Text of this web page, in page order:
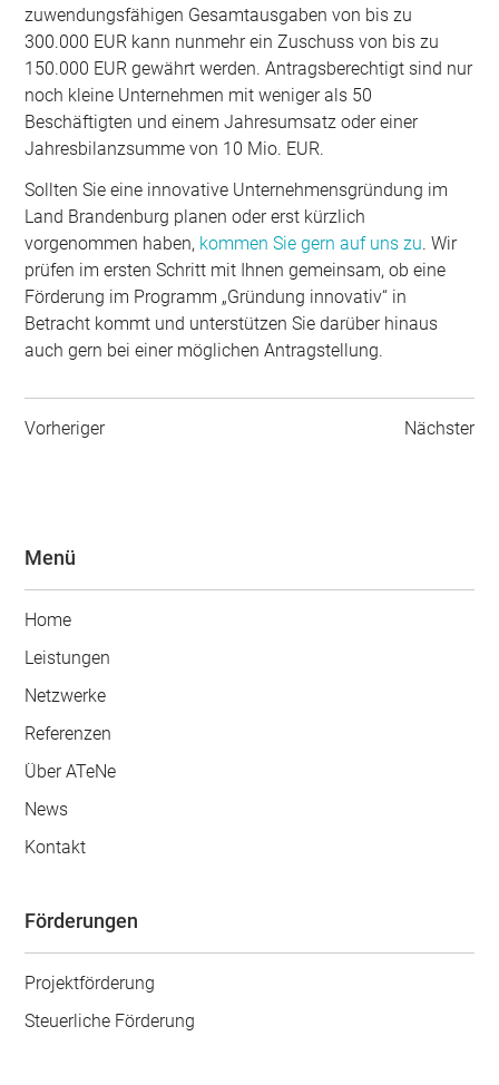
zuwendungsfähigen Gesamtausgaben von bis zu
300.000 EUR kann nunmehr ein Zuschuss von bis zu
150.000 EUR gewährt werden. Antragsberechtigt sind nur
noch kleine Unternehmen mit weniger als 50
Beschäftigten und einem Jahresumsatz oder einer
Jahresbilanzsumme von 10 Mio. EUR.
Sollten Sie eine innovative Unternehmensgründung im
Land Brandenburg planen oder erst kürzlich
vorgenommen haben, kommen Sie gern auf uns zu. Wir
prüfen im ersten Schritt mit Ihnen gemeinsam, ob eine
Förderung im Programm „Gründung innovativ“ in
Betracht kommt und unterstützen Sie darüber hinaus
auch gern bei einer möglichen Antragstellung.
Vorheriger Nächster
Menü
Home
Leistungen
Netzwerke
Referenzen
Über ATeNe
News
Kontakt
Förderungen
Projektförderung
Steuerliche Förderung